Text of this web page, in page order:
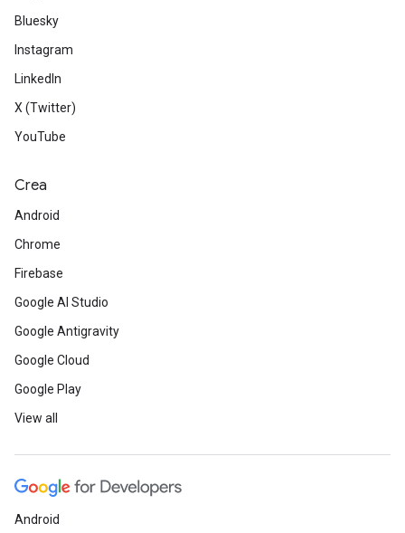
Bluesky
Instagram
LinkedIn
X (Twitter)
YouTube
Crea
Android
Chrome
Firebase
Google AI Studio
Google Antigravity
Google Cloud
Google Play
View all
Android